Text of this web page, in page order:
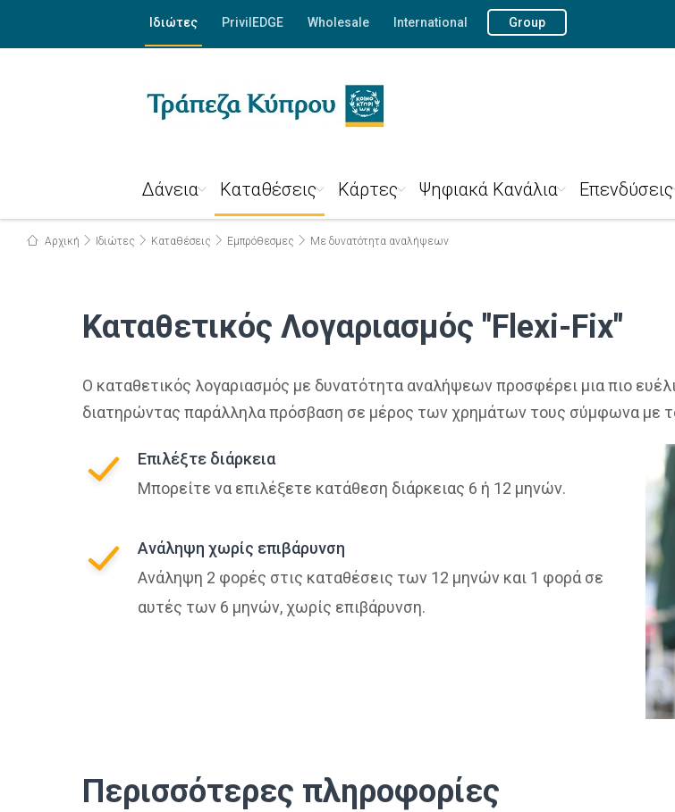
Ιδιώτες PrivilEDGE Wholesale International Group
Δάνεια Καταθέσεις Κάρτες Ψηφιακά Κανάλια Επενδύσεις
Αρχική Ιδιώτες Καταθέσεις Εμπρόθεσμες Με δυνατότητα αναλήψεων
Καταθετικός Λογαριασμός "Flexi-Fix"
Ο καταθετικός λογαριασμός με δυνατότητα αναλήψεων προσφέρει μια πιο
διατηρώντας παράλληλα πρόσβαση σε μέρος των χρημάτων τους σύμφωνα με
Επιλέξτε διάρκεια
Μπορείτε να επιλέξετε κατάθεση διάρκειας 6 ή 12 μηνών.
Ανάληψη χωρίς επιβάρυνση
Ανάληψη 2 φορές στις καταθέσεις των 12 μηνών και 1 φορά σε
αυτές των 6 μηνών, χωρίς επιβάρυνση.
Περισσότερες πληροφορίες